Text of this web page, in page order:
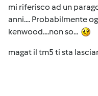
mi riferisco ad un
anni.... Probabilmente
kenwood....non so...
magat il tm5 ti sta